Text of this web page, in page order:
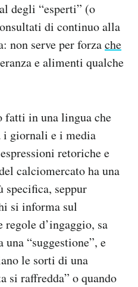
degli “esperti” (o
di continuo alla
non serve per forzache
e alimenti qualche
fatti in una lingua che
i giornali e i media
retoriche e
calciomercato ha una
specifica, seppur
si informa sul
d’ingaggio, sa
una “suggestione”, e
le sorti di una
si raffredda” o quando